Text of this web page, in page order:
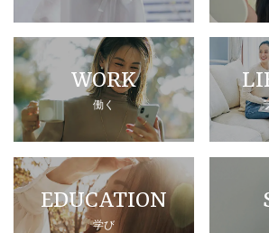
WORK
働く
EDUCATION
学び